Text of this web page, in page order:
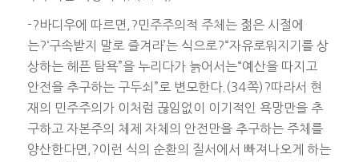
-?바디우에 따르면,?민주주의적 주체는 젊은 시절에
는?‘구속받지 말로 즐겨라’는 식으로?“자유로워지기를 상
상하는 헤픈 탐욕”을 누리다가 늙어서는“예산을 따지고
안전을 추구하는 구두쇠”로 변모한다.(34쪽)?따라서 현
재의 민주주의가 이처럼 끊임없이 이기적인 욕망만을 추
구하고 자본주의 체제 자체의 안전만을 추구하는 주체를
양산한다면,?이런 식의 순환의 질서에서 빠져나오게 하는